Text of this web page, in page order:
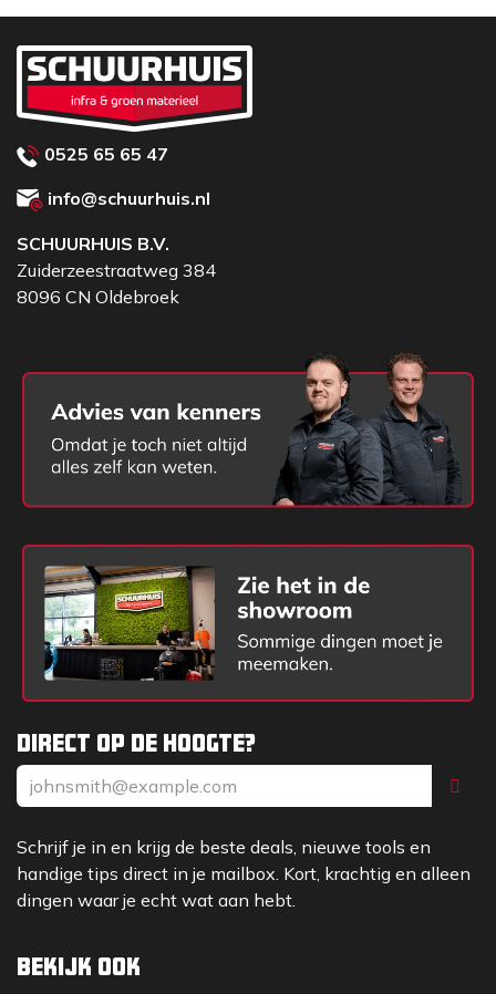
Direct op de hoogte?
Schrijf je in en krijg de beste deals, nieuwe tools en
handige tips direct in je mailbox. Kort, krachtig en alleen
dingen waar je echt wat aan hebt.
Bekijk ook
0525 65 65 47
info@schuurhuis.nl
SCHUURHUIS B.V.
Zuiderzeestraatweg 384
8096 CN Oldebroek